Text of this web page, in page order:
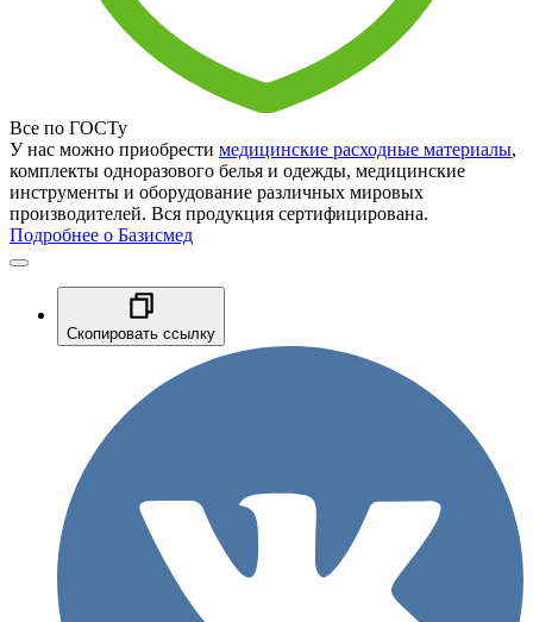
Все по ГОСТу
У нас можно приобрести медицинские расходные материалы,
комплекты одноразового белья и одежды, медицинские
инструменты и оборудование различных мировых
производителей. Вся продукция сертифицирована.
Подробнее о Базисмед
Скопировать ссылку